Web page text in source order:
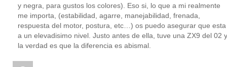
y negra, para gustos los colores). Eso si, lo que a mi realmente
me importa, (estabilidad, agarre, manejabilidad, frenada,
respuesta del motor, postura, etc…) os puedo asegurar que esta
a un elevadisimo nivel. Justo antes de ella, tuve una ZX9 del 02 y
la verdad es que la diferencia es abismal.